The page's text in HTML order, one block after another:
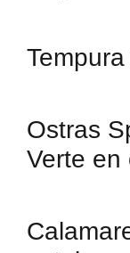
Ostras
Verte en